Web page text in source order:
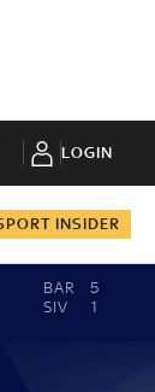
LOGIN
INSIDER
BAR
5
SIV
1